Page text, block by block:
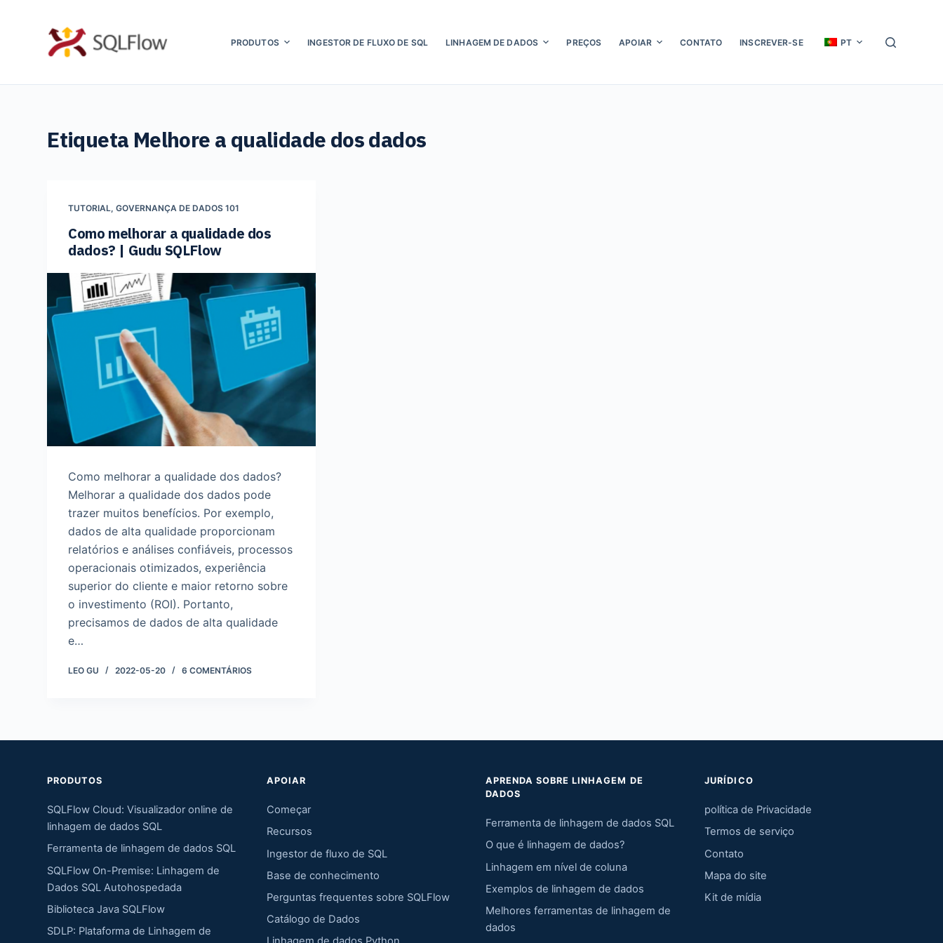
PRODUTOS INGESTOR DE FLUXO DE SQL LINHAGEM DE DADOS PREÇOS APOIAR CONTATO INSCREVER-SE PT
Etiqueta Melhore a qualidade dos dados
TUTORIAL,GOVERNANÇA DE DADOS 101
Como melhorar a qualidade dos
dados? | Gudu SQLFlow
Como melhorar a qualidade dos dados?
Melhorar a qualidade dos dados pode
trazer muitos benefícios. Por exemplo,
dados de alta qualidade proporcionam
relatórios e análises confiáveis, processos
operacionais otimizados, experiência
superior do cliente e maior retorno sobre
o investimento (ROI). Portanto,
precisamos de dados de alta qualidade
e…
LEO GU 2022-05-20 6 COMENTÁRIOS
PRODUTOS
SQLFlow Cloud: Visualizador online de
linhagem de dados SQL
Ferramenta de linhagem de dados SQL
SQLFlow On-Premise: Linhagem de
Dados SQL Autohospedada
Biblioteca Java SQLFlow
SDLP: Plataforma de Linhagem de
APOIAR
Começar
Recursos
Ingestor de fluxo de SQL
Base de conhecimento
Perguntas frequentes sobre SQLFlow
Catálogo de Dados
APRENDA SOBRE LINHAGEM DE
DADOS
Ferramenta de linhagem de dados SQL
O que é linhagem de dados?
Linhagem em nível de coluna
Exemplos de linhagem de dados
Melhores ferramentas de linhagem de
dados
JURÍDICO
política de Privacidade
Termos de serviço
Contato
Mapa do site
Kit de mídia